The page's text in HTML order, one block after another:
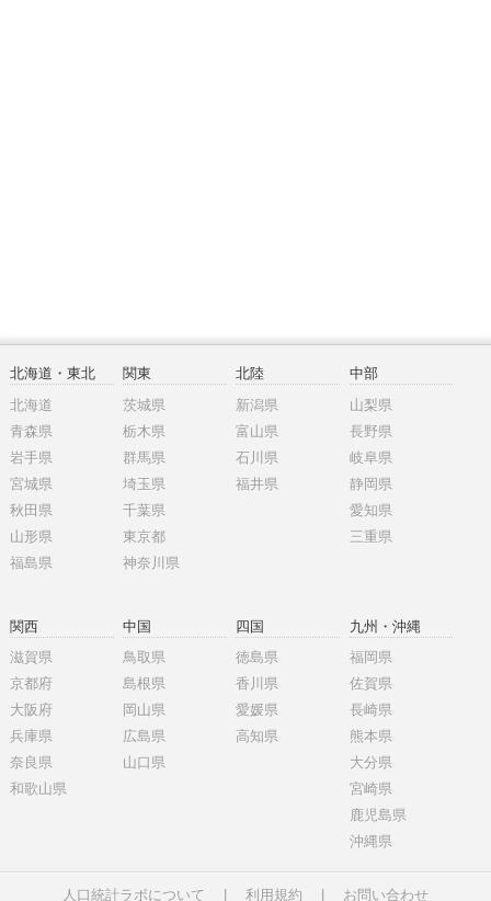
北海道・東北
北海道
青森県
岩手県
宮城県
秋田県
山形県
福島県
関東
茨城県
栃木県
群馬県
埼玉県
千葉県
東京都
神奈川県
北陸
新潟県
富山県
石川県
福井県
中部
山梨県
長野県
岐阜県
静岡県
愛知県
三重県
関西
滋賀県
京都府
大阪府
兵庫県
奈良県
和歌山県
中国
鳥取県
島根県
岡山県
広島県
山口県
四国
徳島県
香川県
愛媛県
高知県
九州・沖縄
福岡県
佐賀県
長崎県
熊本県
大分県
宮崎県
鹿児島県
沖縄県
人口統計ラボについて 利用規約 お問い合わせ